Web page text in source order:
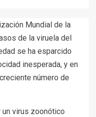
Mundial de la
de la viruela del
se ha esparcido
inesperada, y en
número de
virus zoonótico